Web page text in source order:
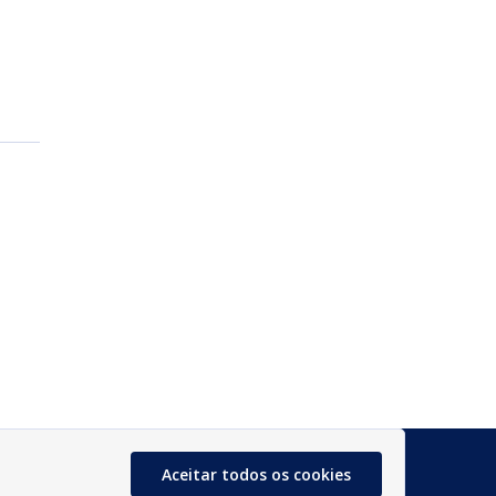
GlossárioAceitar todos os cookies